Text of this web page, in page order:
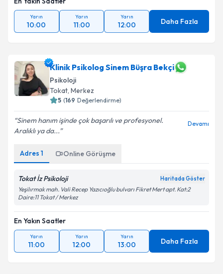
Yarın
10:00
Yarın
11:00
Yarın
12:00 Daha Fazla
Klinik Psikolog Sinem Büşra Bekçi
Psikoloji
Tokat, Merkez
5 (169 Değerlendirme)
Sinem hanım işinde çok başarılı ve profesyonel.
Aralıklı ya da...
Devamı
Adres 1 Online Görüşme
Tokat İz Psikoloji Haritada Göster
Yeşilırmak mah. Vali Recep Yazıcıoğlu bulvarı Fikret Mert apt. Kat:2
Daire:11 Tokat / Merkez
En Yakın Saatler
Yarın
11:00
Yarın
12:00
Yarın
13:00 Daha Fazla